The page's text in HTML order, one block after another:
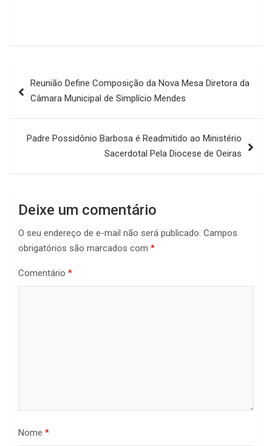
de
Reunião Define Composição da Nova Mesa Diretora da
Câmara Municipal de Simplício Mendes
Padre Possidônio Barbosa é Readmitido ao Ministério
Sacerdotal Pela Diocese de Oeiras
Deixe um comentário
O seu endereço de e-mail não será publicado. Campos
obrigatórios são marcados com *
Comentário *
Nome *